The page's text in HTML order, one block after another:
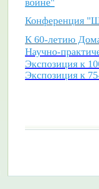
Конференция
К 60-летию Дома
Научно-
Экспозиция к
Экспозиция к